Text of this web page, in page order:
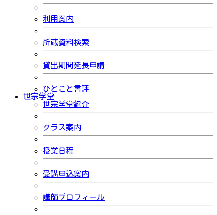
利用案内
所蔵資料検索
貸出期間延長申請
ひとこと書評
世宗学堂
世宗学堂紹介
クラス案内
授業日程
受講申込案内
講師プロフィール